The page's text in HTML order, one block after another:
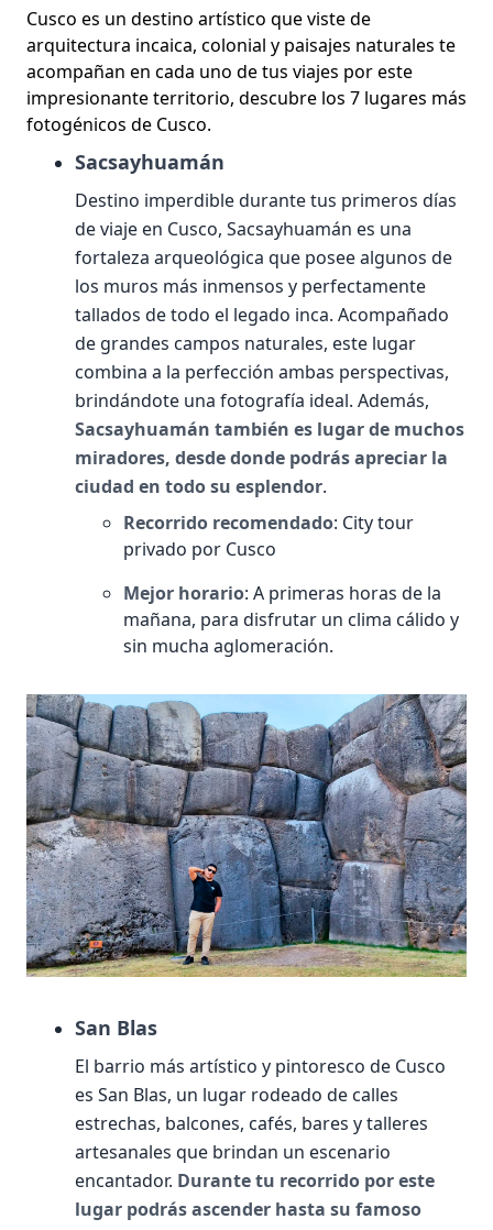
Cusco es un destino artístico que viste de
arquitectura incaica, colonial y paisajes naturales te
acompañan en cada uno de tus viajes por este
impresionante territorio, descubre los 7 lugares más
fotogénicos de Cusco.
Sacsayhuamán
Destino imperdible durante tus primeros días
de viaje en Cusco, Sacsayhuamán es una
fortaleza arqueológica que posee algunos de
los muros más inmensos y perfectamente
tallados de todo el legado inca. Acompañado
de grandes campos naturales, este lugar
combina a la perfección ambas perspectivas,
brindándote una fotografía ideal. Además,
Sacsayhuamán también es lugar de muchos
miradores, desde donde podrás apreciar la
ciudad en todo su esplendor.
Recorrido recomendado: City tour
privado por Cusco
Mejor horario: A primeras horas de la
mañana, para disfrutar un clima cálido y
sin mucha aglomeración.
San Blas
El barrio más artístico y pintoresco de Cusco
es San Blas, un lugar rodeado de calles
estrechas, balcones, cafés, bares y talleres
artesanales que brindan un escenario
encantador. Durante tu recorrido por este
lugar podrás ascender hasta su famoso